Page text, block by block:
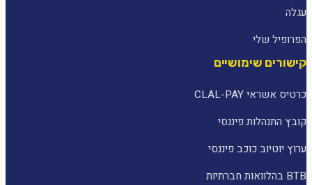
עגלה
הפרופיל שלי
קישורים שימושיים
כרטיס אשראי CLAL-PAY
קובץ התנהלות פיננסי
ערוץ יוטיוב כוכב פיננסי
BTB בהלוואות חברתיות